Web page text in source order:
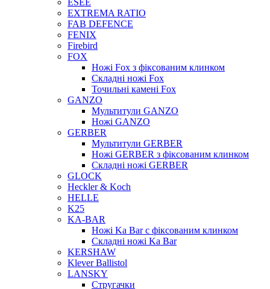
ESEE
EXTREMA RATIO
FAB DEFENCE
FENIX
Firebird
FOX
Ножі Fox з фіксованим клинком
Складні ножі Fox
Точильні камені Fox
GANZO
Мультитули GANZO
Ножі GANZO
GERBER
Мультитули GERBER
Ножі GERBER з фіксованим клинком
Складні ножі GERBER
GLOCK
Heckler & Koch
HELLE
K25
KA-BAR
Ножі Ka Bar c фіксованим клинком
Складні ножі Ka Bar
KERSHAW
Klever Ballistol
LANSKY
Стругачки